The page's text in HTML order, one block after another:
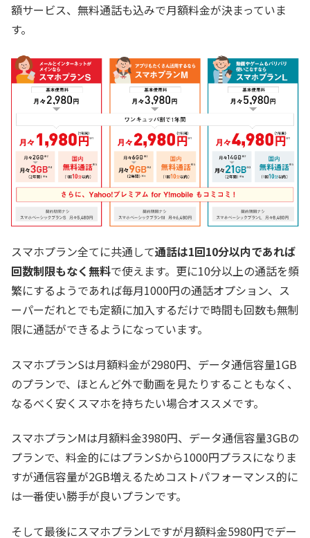
額サービス、無料通話も込みで月額料金が決まっていま
す。
スマホプラン全てに共通して通話は1回10分以内であれば
回数制限もなく無料で使えます。更に10分以上の通話を頻
繁にするようであれば毎月1000円の通話オプション、ス
ーパーだれとでも定額に加入するだけで時間も回数も無制
限に通話ができるようになっています。
スマホプランSは月額料金が2980円、データ通信容量1GB
のプランで、ほとんど外で動画を見たりすることもなく、
なるべく安くスマホを持ちたい場合オススメです。
スマホプランMは月額料金3980円、データ通信容量3GBの
プランで、料金的にはプランSから1000円プラスになりま
すが通信容量が2GB増えるためコストパフォーマンス的に
は一番使い勝手が良いプランです。
そして最後にスマホプランLですが月額料金5980円でデー